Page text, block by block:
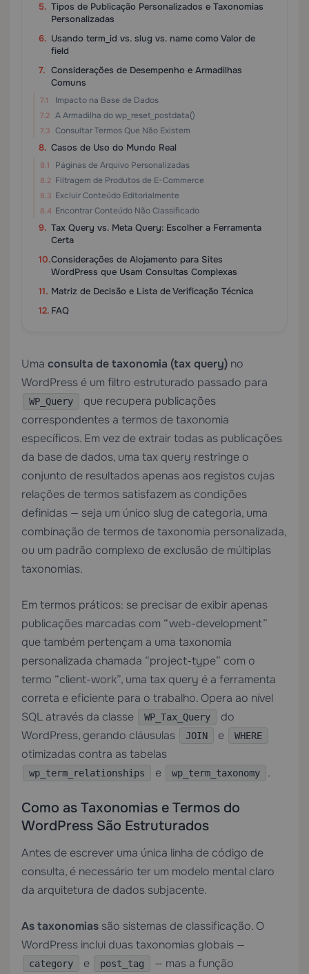
Tipos de Publicação Personalizados e Taxonomias
Personalizadas
Usando term_id vs. slug vs. name como Valor de
field
Considerações de Desempenho e Armadilhas
Comuns
Impacto na Base de Dados
A Armadilha do wp_reset_postdata()
Consultar Termos Que Não Existem
Casos de Uso do Mundo Real
Páginas de Arquivo Personalizadas
Filtragem de Produtos de E-Commerce
Excluir Conteúdo Editorialmente
Encontrar Conteúdo Não Classificado
Tax Query vs. Meta Query: Escolher a Ferramenta
Certa
Considerações de Alojamento para Sites
WordPress que Usam Consultas Complexas
Matriz de Decisão e Lista de Verificação Técnica
FAQ
Uma consulta de taxonomia (tax query) no
WordPress é um filtro estruturado passado para
WP_Query
que recupera publicações
correspondentes a termos de taxonomia
específicos. Em vez de extrair todas as publicações
da base de dados, uma tax query restringe o
conjunto de resultados apenas aos registos cujas
relações de termos satisfazem as condições
definidas — seja um único slug de categoria, uma
combinação de termos de taxonomia personalizada,
ou um padrão complexo de exclusão de múltiplas
taxonomias.
Em termos práticos: se precisar de exibir apenas
publicações marcadas com “web-development”
que também pertençam a uma taxonomia
personalizada chamada “project-type” com o
termo “client-work”, uma tax query é a ferramenta
correta e eficiente para o trabalho. Opera ao nível
SQL através da classe
WP_Tax_Query
do
WordPress, gerando cláusulas
JOIN e WHERE
otimizadas contra as tabelas
wp_term_relationships e wp_term_taxonomy .
Como as Taxonomias e Termos do
WordPress São Estruturados
Antes de escrever uma única linha de código de
consulta, é necessário ter um modelo mental claro
da arquitetura de dados subjacente.
As taxonomias são sistemas de classificação. O
WordPress inclui duas taxonomias globais —
category e post_tag — mas a função